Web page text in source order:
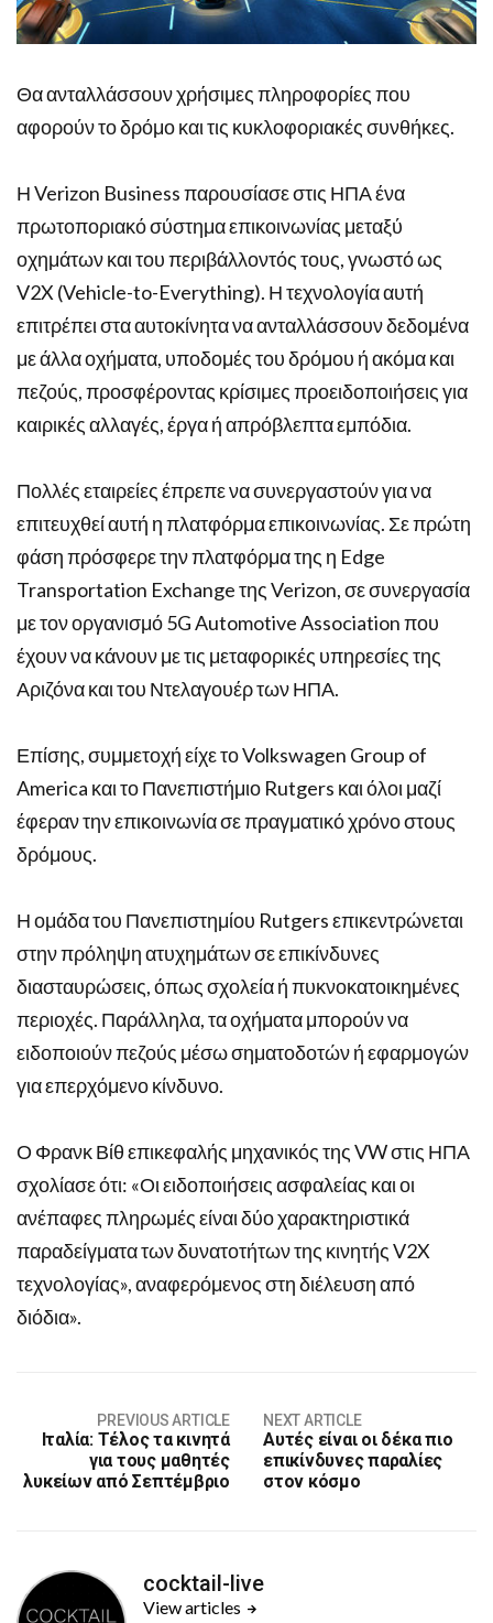
Θα ανταλλάσσουν χρήσιμες πληροφορίες που
αφορούν το δρόμο και τις κυκλοφοριακές συνθήκες.
Η Verizon Business παρουσίασε στις ΗΠΑ ένα
πρωτοποριακό σύστημα επικοινωνίας μεταξύ
οχημάτων και του περιβάλλοντός τους, γνωστό ως
V2X (Vehicle-to-Everything). Η τεχνολογία αυτή
επιτρέπει στα αυτοκίνητα να ανταλλάσσουν δεδομένα
με άλλα οχήματα, υποδομές του δρόμου ή ακόμα και
πεζούς, προσφέροντας κρίσιμες προειδοποιήσεις για
καιρικές αλλαγές, έργα ή απρόβλεπτα εμπόδια.
Πολλές εταιρείες έπρεπε να συνεργαστούν για να
επιτευχθεί αυτή η πλατφόρμα επικοινωνίας. Σε πρώτη
φάση πρόσφερε την πλατφόρμα της η Edge
Transportation Exchange της Verizon, σε συνεργασία
με τον οργανισμό 5G Automotive Association που
έχουν να κάνουν με τις μεταφορικές υπηρεσίες της
Αριζόνα και του Ντελαγουέρ των ΗΠΑ.
Επίσης, συμμετοχή είχε το Volkswagen Group of
America και το Πανεπιστήμιο Rutgers και όλοι μαζί
έφεραν την επικοινωνία σε πραγματικό χρόνο στους
δρόμους.
Η ομάδα του Πανεπιστημίου Rutgers επικεντρώνεται
στην πρόληψη ατυχημάτων σε επικίνδυνες
διασταυρώσεις, όπως σχολεία ή πυκνοκατοικημένες
περιοχές. Παράλληλα, τα οχήματα μπορούν να
ειδοποιούν πεζούς μέσω σηματοδοτών ή εφαρμογών
για επερχόμενο κίνδυνο.
Ο Φρανκ Βίθ επικεφαλής μηχανικός της VW στις ΗΠΑ
σχολίασε ότι: «Οι ειδοποιήσεις ασφαλείας και οι
ανέπαφες πληρωμές είναι δύο χαρακτηριστικά
παραδείγματα των δυνατοτήτων της κινητής V2X
τεχνολογίας», αναφερόμενος στη διέλευση από
διόδια».
PREVIOUS ARTICLE
Ιταλία: Τέλος τα κινητά
για τους μαθητές
λυκείων από Σεπτέμβριο
NEXT ARTICLE
Αυτές είναι οι δέκα πιο
επικίνδυνες παραλίες
στον κόσμο
cocktail-live
View articles